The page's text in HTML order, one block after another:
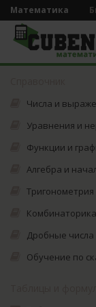
Математика
Числа и
Уравнения и
Функции и
Алгебра и
Тригонометрия
Комбинаторика
Дробные числа
Обучение по